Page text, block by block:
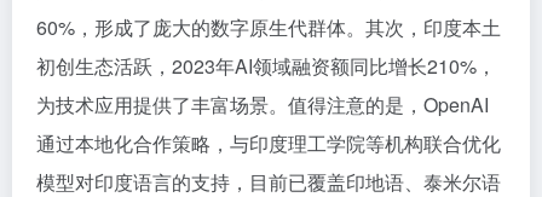
60%，形成了庞大的数字原生代群体。其次，印度本土
初创生态活跃，2023年AI领域融资额同比增长210%，
为技术应用提供了丰富场景。值得注意的是，OpenAI
通过本地化合作策略，与印度理工学院等机构联合优化
模型对印度语言的支持，目前已覆盖印地语、泰米尔语